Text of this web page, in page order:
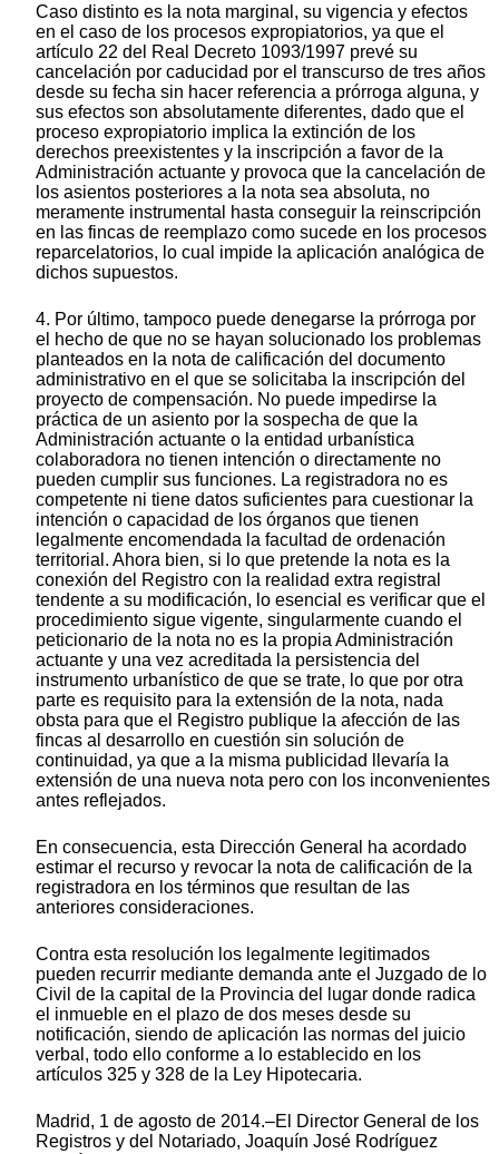
Caso distinto es la nota marginal, su vigencia y efectos
en el caso de los procesos expropiatorios, ya que el
artículo 22 del Real Decreto 1093/1997 prevé su
cancelación por caducidad por el transcurso de tres años
desde su fecha sin hacer referencia a prórroga alguna, y
sus efectos son absolutamente diferentes, dado que el
proceso expropiatorio implica la extinción de los
derechos preexistentes y la inscripción a favor de la
Administración actuante y provoca que la cancelación de
los asientos posteriores a la nota sea absoluta, no
meramente instrumental hasta conseguir la reinscripción
en las fincas de reemplazo como sucede en los procesos
reparcelatorios, lo cual impide la aplicación analógica de
dichos supuestos.
4. Por último, tampoco puede denegarse la prórroga por
el hecho de que no se hayan solucionado los problemas
planteados en la nota de calificación del documento
administrativo en el que se solicitaba la inscripción del
proyecto de compensación. No puede impedirse la
práctica de un asiento por la sospecha de que la
Administración actuante o la entidad urbanística
colaboradora no tienen intención o directamente no
pueden cumplir sus funciones. La registradora no es
competente ni tiene datos suficientes para cuestionar la
intención o capacidad de los órganos que tienen
legalmente encomendada la facultad de ordenación
territorial. Ahora bien, si lo que pretende la nota es la
conexión del Registro con la realidad extra registral
tendente a su modificación, lo esencial es verificar que el
procedimiento sigue vigente, singularmente cuando el
peticionario de la nota no es la propia Administración
actuante y una vez acreditada la persistencia del
instrumento urbanístico de que se trate, lo que por otra
parte es requisito para la extensión de la nota, nada
obsta para que el Registro publique la afección de las
fincas al desarrollo en cuestión sin solución de
continuidad, ya que a la misma publicidad llevaría la
extensión de una nueva nota pero con los inconvenientes
antes reflejados.
En consecuencia, esta Dirección General ha acordado
estimar el recurso y revocar la nota de calificación de la
registradora en los términos que resultan de las
anteriores consideraciones.
Contra esta resolución los legalmente legitimados
pueden recurrir mediante demanda ante el Juzgado de lo
Civil de la capital de la Provincia del lugar donde radica
el inmueble en el plazo de dos meses desde su
notificación, siendo de aplicación las normas del juicio
verbal, todo ello conforme a lo establecido en los
artículos 325 y 328 de la Ley Hipotecaria.
Madrid, 1 de agosto de 2014.–El Director General de los
Registros y del Notariado, Joaquín José Rodríguez